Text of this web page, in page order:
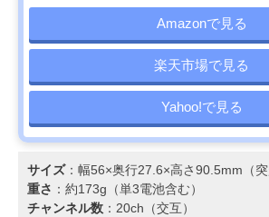
Amazonで見る
楽天市場で見る
Yahoo!で見る
サイズ：幅56×奥行27.6×高さ90.5mm（突
重さ ：約173g（単3電池含む）
チャンネル数 ：20ch（交互）